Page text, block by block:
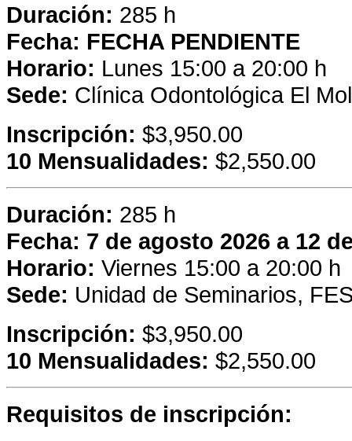
Duración: 285 h
Fecha: FECHA PENDIENTE
Horario: Lunes 15:00 a 20:00 h
Sede: Clínica Odontológica El
Inscripción: $3,950.00
10 Mensualidades: $2,550.00
Duración: 285 h
Fecha: 7 de agosto 2026 a 12
Horario: Viernes 15:00 a 20:00 h
Sede: Unidad de Seminarios,
Inscripción: $3,950.00
10 Mensualidades: $2,550.00
Requisitos de inscripción: